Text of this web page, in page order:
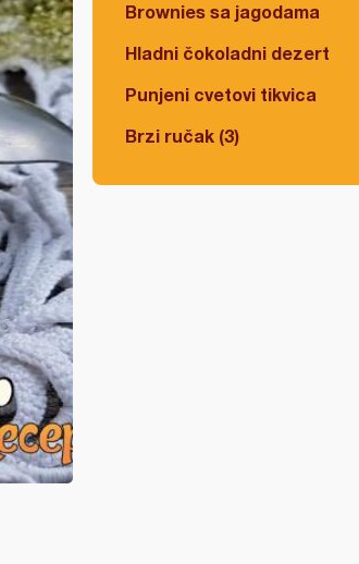
Brownies sa jagodama
Hladni čokoladni dezert
Punjeni cvetovi tikvica
Brzi ručak (3)